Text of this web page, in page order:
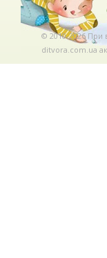
© 2010-2026 При
ditvora.com.ua